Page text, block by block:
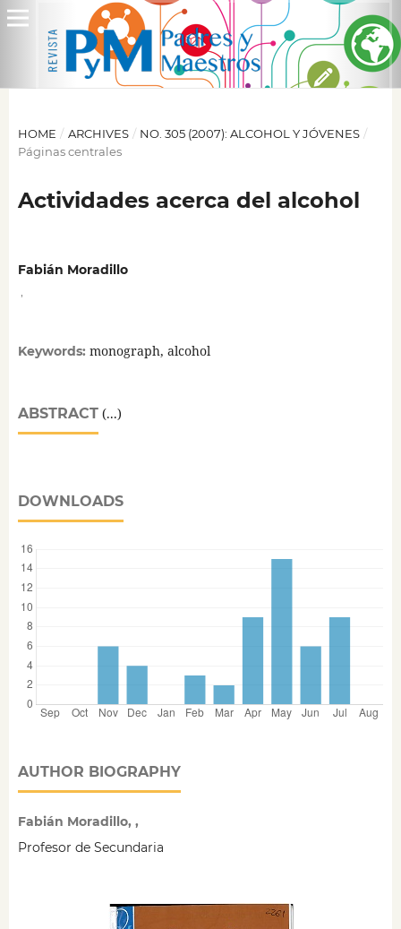
HOME / ARCHIVES / NO. 305 (2007): ALCOHOL Y JÓVENES /
Páginas centrales
Actividades acerca del alcohol
Fabián Moradillo
Keywords: monograph, alcohol
ABSTRACT(...)
DOWNLOADS
AUTHOR BIOGRAPHY
Fabián Moradillo, ,
Profesor de Secundaria